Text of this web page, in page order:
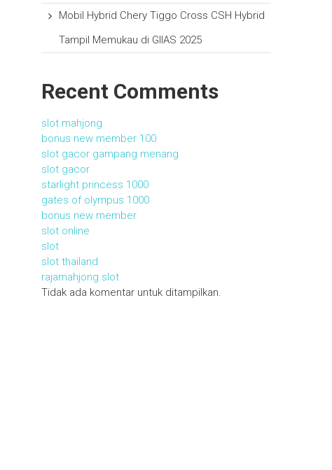
Mobil Hybrid Chery Tiggo Cross CSH Hybrid
Tampil Memukau di GIIAS 2025
Recent Comments
slot mahjong
bonus new member 100
slot gacor gampang menang
slot gacor
starlight princess 1000
gates of olympus 1000
bonus new member
slot online
slot
slot thailand
rajamahjong slot
Tidak ada komentar untuk ditampilkan.